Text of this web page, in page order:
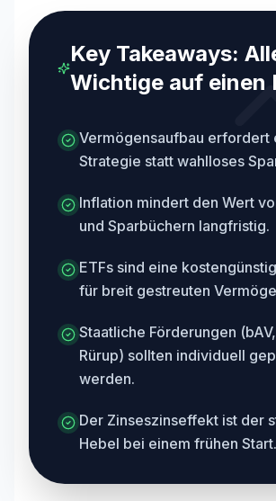
Key Takeaways:
Wichtige auf einen
Vermögensaufbau erfordert
Strategie statt wahlloses
Inflation mindert den Wert
und Sparbüchern langfristig.
ETFs sind eine
für breit gestreuten
Staatliche Förderungen
Rürup) sollten individuell
werden.
Der Zinseszinseffekt ist der
Hebel bei einem frühen Start.